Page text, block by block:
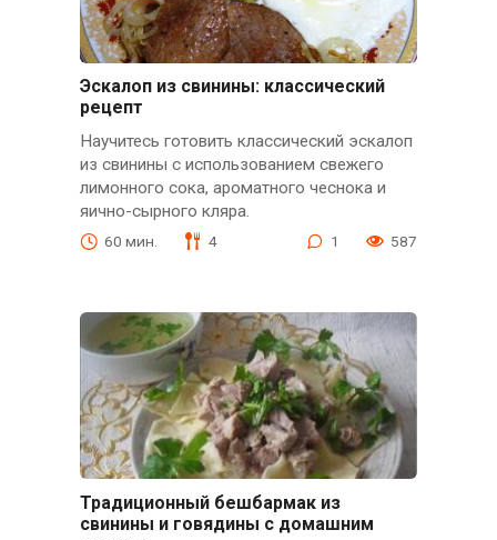
Эскалоп из свинины: классический
рецепт
Научитесь готовить классический эскалоп
из свинины с использованием свежего
лимонного сока, ароматного чеснока и
яично-сырного кляра.
60 мин. 4 1 587
Традиционный бешбармак из
свинины и говядины с домашним